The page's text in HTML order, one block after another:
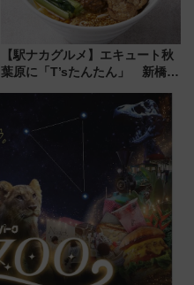
【駅ナカグルメ】エキュート秋
葉原に「T’sたんたん」 新橋に
饅」、オムライス専門店「肉と
たまご」新グルメ続々登場！
【2026年8月】